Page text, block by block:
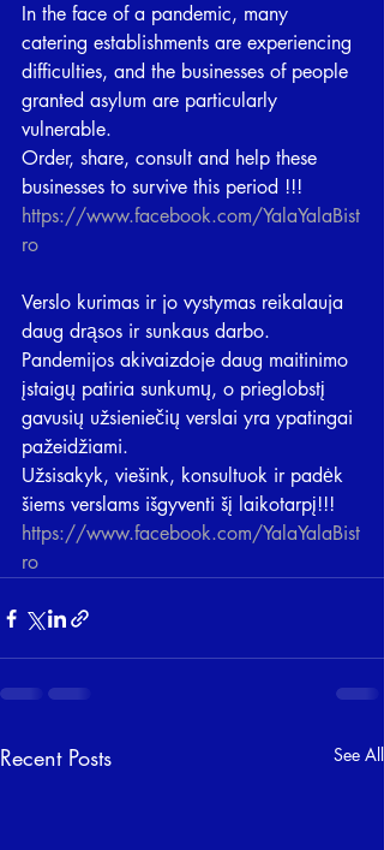
In the face of a pandemic, many
catering establishments are experiencing
difficulties, and the businesses of people
granted asylum are particularly
vulnerable.
Order, share, consult and help these
businesses to survive this period !!!
https://www.facebook.com/YalaYalaBist
ro
Verslo kurimas ir jo vystymas reikalauja
daug drąsos ir sunkaus darbo.
Pandemijos akivaizdoje daug maitinimo
įstaigų patiria sunkumų, o prieglobstį
gavusių užsieniečių verslai yra ypatingai
pažeidžiami.
Užsisakyk, viešink, konsultuok ir padėk
šiems verslams išgyventi šį laikotarpį!!!
https://www.facebook.com/YalaYalaBist
ro
Recent Posts See All